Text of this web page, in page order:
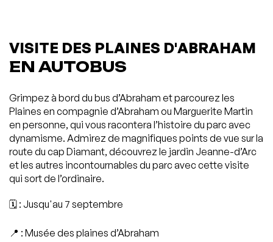
VISITE DES PLAINES D'ABRAHAM
EN AUTOBUS
Grimpez à bord du bus d’Abraham et parcourez les
Plaines en compagnie d’Abraham ou Marguerite Martin
en personne, qui vous racontera l’histoire du parc avec
dynamisme. Admirez de magnifiques points de vue sur la
route du cap Diamant, découvrez le jardin Jeanne-d’Arc
et les autres incontournables du parc avec cette visite
qui sort de l’ordinaire.
🗓️ : Jusqu'au 7 septembre
📍 : Musée des plaines d’Abraham